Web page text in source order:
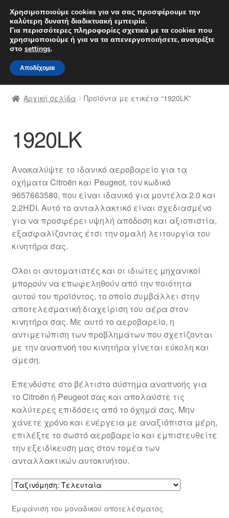
ΑΠΟΣΤΟΛΗ από 7 EUR
Δευτέρα-Παρ. 9 π.μ. - 4 μ.μ.
Απευθείας
μετάβαση
στην
πλοήγηση
Μετάβαση
σε
περιεχόμενο
Αρχική
Διαδικασία Παραπόνων
Επικοινωνία
Μεταφορά
Ο λογαριασμός μου
Ολοκλήρωση αγοράς
Οροι και Προϋποθέσεις
Παγκόσμια αποστολή
Παράπονα
πληρωμές
Σχετικά με εμάς
Αρχική σελίδα Προϊόντα με ετικέτα “1920LK”
1920LK
Ανακαλύψτε το ιδανικό αεροβαρείο για τα
οχήματα Citroën και Peugeot, τον κωδικό
9657663580, που είναι ιδανικό για μοντέλα 2.0 και
2.2HDI. Αυτό το ανταλλακτικό είναι σχεδιασμένο
για να προσφέρει υψηλή απόδοση και αξιοπιστία,
εξασφαλίζοντας έτσι την ομαλή λειτουργία του
κινητήρα σας.
Όλοι οι αυτοματιστές και οι ιδιώτες μηχανικοί
μπορούν να επωφεληθούν από την ποιότητα
αυτού του προϊόντος, το οποίο συμβάλλει στην
αποτελεσματική διαχείριση του αέρα στον
κινητήρα σας. Με αυτό το αεροβαρείο, η
αντιμετώπιση των προβλημάτων που σχετίζονται
με την αναπνοή του κινητήρα γίνεται εύκολη και
άμεση.
Επενδύστε στο βέλτιστο σύστημα αναπνοής για
το Citroën ή Peugeot σας και απολαύστε τις
καλύτερες επιδόσεις από το όχημά σας. Μην
χάνετε χρόνο και ενέργεια με αναξιόπιστα μέρη,
επιλέξτε το σωστό αεροβαρείο και εμπιστευθείτε
την εξειδίκευση μας στον τομέα των
ανταλλακτικών αυτοκινήτου.
Εμφάνιση του μοναδικού αποτελέσματος
Χρησιμοποιούμε cookies για να σας προσφέρουμε την
καλύτερη δυνατή διαδικτυακή εμπειρία.
Για περισσότερες πληροφορίες σχετικά με τα cookies που
χρησιμοποιούμε ή για να τα απενεργοποιήσετε, ανατρέξτε
στο settings.
Αποδέχομαι